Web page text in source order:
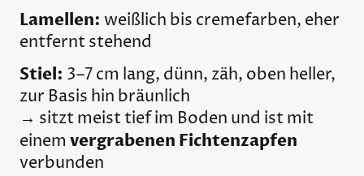
Lamellen: weißlich bis cremefarben, eher
entfernt stehend
Stiel: 3–7 cm lang, dünn, zäh, oben heller,
zur Basis hin bräunlich
→ sitzt meist tief im Boden und ist mit
einem vergrabenen Fichtenzapfen
verbunden